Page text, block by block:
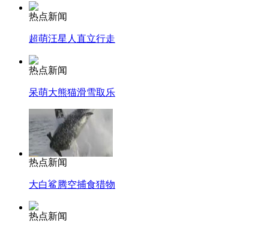
热点新闻
超萌汪星人直立行走
热点新闻
呆萌大熊猫滑雪取乐
热点新闻
大白鲨腾空捕食猎物
热点新闻